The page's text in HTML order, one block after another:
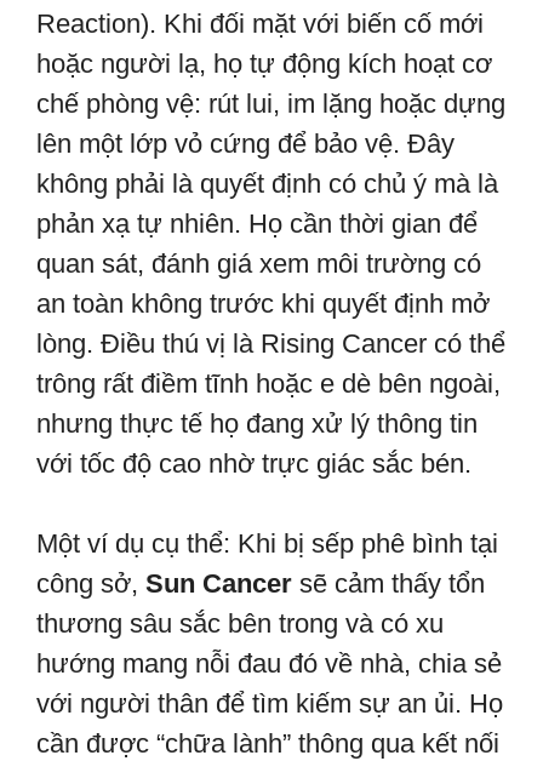
Reaction). Khi đối mặt với biến cố mới
hoặc người lạ, họ tự động kích hoạt cơ
chế phòng vệ: rút lui, im lặng hoặc dựng
lên một lớp vỏ cứng để bảo vệ. Đây
không phải là quyết định có chủ ý mà là
phản xạ tự nhiên. Họ cần thời gian để
quan sát, đánh giá xem môi trường có
an toàn không trước khi quyết định mở
lòng. Điều thú vị là Rising Cancer có thể
trông rất điềm tĩnh hoặc e dè bên ngoài,
nhưng thực tế họ đang xử lý thông tin
với tốc độ cao nhờ trực giác sắc bén.
Một ví dụ cụ thể: Khi bị sếp phê bình tại
công sở, Sun Cancer sẽ cảm thấy tổn
thương sâu sắc bên trong và có xu
hướng mang nỗi đau đó về nhà, chia sẻ
với người thân để tìm kiếm sự an ủi. Họ
cần được “chữa lành” thông qua kết nối